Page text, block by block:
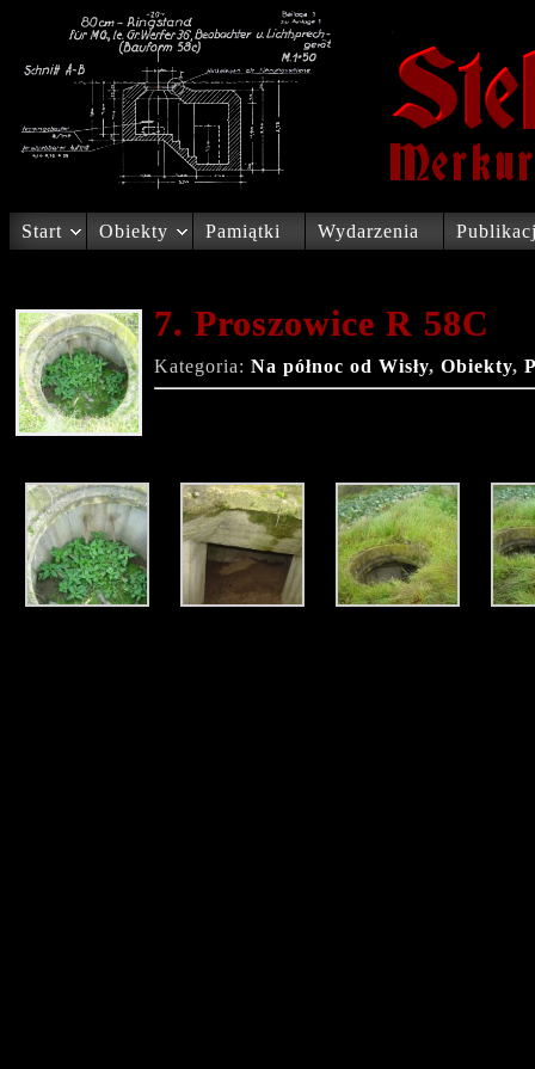
Start Obiekty Pamiątki Wydarzenia
7. Proszowice R 58C
Kategoria: Na północ od Wisły, Obiekty,